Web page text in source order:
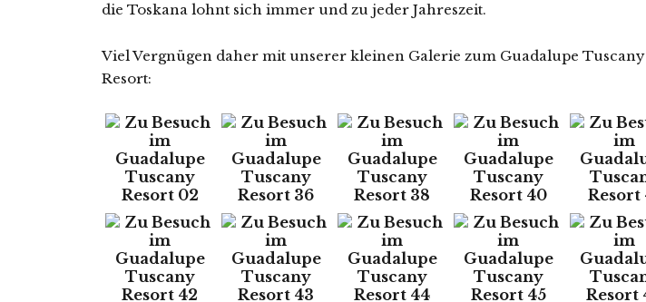
die Toskana lohnt sich immer und zu jeder Jahreszeit.
Viel Vergnügen daher mit unserer kleinen Galerie zum Guadalupe Tuscany
Resort: